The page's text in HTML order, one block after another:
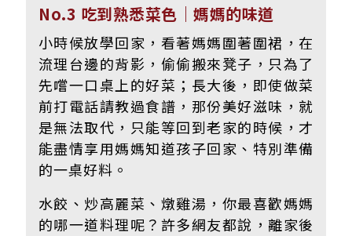
No.3 吃到熟悉菜色｜媽媽的味道
小時候放學回家，看著媽媽圍著圍裙，在
流理台邊的背影，偷偷搬來凳子，只為了
先嚐一口桌上的好菜；長大後，即使做菜
前打電話請教過食譜，那份美好滋味，就
是無法取代，只能等回到老家的時候，才
能盡情享用媽媽知道孩子回家、特別準備
的一桌好料。
水餃、炒高麗菜、燉雞湯，你最喜歡媽媽
的哪一道料理呢？許多網友都說，離家後